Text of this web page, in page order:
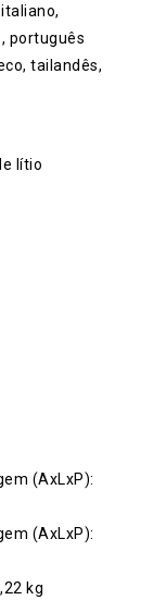
português
tailandês,
lítio
(AxLxP):
(AxLxP):
kg